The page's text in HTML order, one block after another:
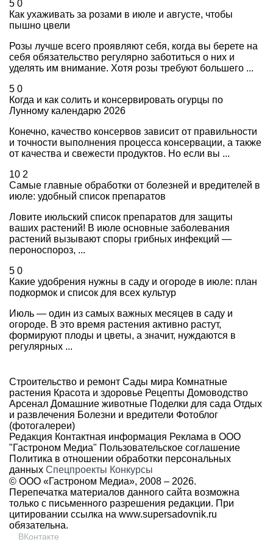
5 0
Как ухаживать за розами в июле и августе, чтобы
пышно цвели
Розы лучше всего проявляют себя, когда вы берете на
себя обязательство регулярно заботиться о них и
уделять им внимание. Хотя розы требуют большего ...
5 0
Когда и как солить и консервировать огурцы по
Лунному календарю 2026
Конечно, качество консервов зависит от правильности
и точности выполнения процесса консервации, а также
от качества и свежести продуктов. Но если вы ...
10 2
Самые главные обработки от болезней и вредителей в
июле: удобный список препаратов
Ловите июльский список препаратов для защиты
ваших растений! В июле основные заболевания
растений вызывают споры грибных инфекций —
пероноспороз, ...
5 0
Какие удобрения нужны в саду и огороде в июле: план
подкормок и список для всех культур
Июль — один из самых важных месяцев в саду и
огороде. В это время растения активно растут,
формируют плоды и цветы, а значит, нуждаются в
регулярных ...
Строительство и ремонт Сады мира Комнатные
растения Красота и здоровье Рецепты Домоводство
Арсенал Домашние животные Поделки для сада Отдых
и развлечения Болезни и вредители Фотоблог
(фотогалереи)
Редакция Контактная информация Реклама в ООО
"Гастроном Медиа" Пользовательское соглашение
Политика в отношении обработки персональных
данных Спецпроекты Конкурсы
© ООО «Гастроном Медиа», 2008 – 2026.
Перепечатка материалов данного сайта возможна
только с письменного разрешения редакции. При
цитировании ссылка на www.supersadovnik.ru
обязательна.
ВКонтакте